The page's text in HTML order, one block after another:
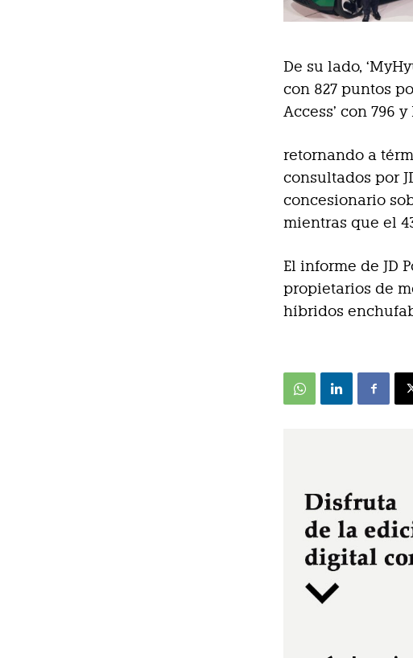
De su lado,
con 827 puntos
Access’ con 796
retornando a
consultados por
concesionario
mientras que el
El informe de JD
propietarios de
híbridos